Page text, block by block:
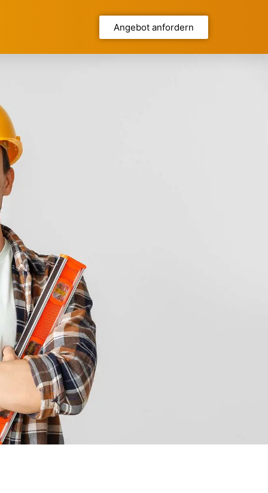
Angebot anfordern